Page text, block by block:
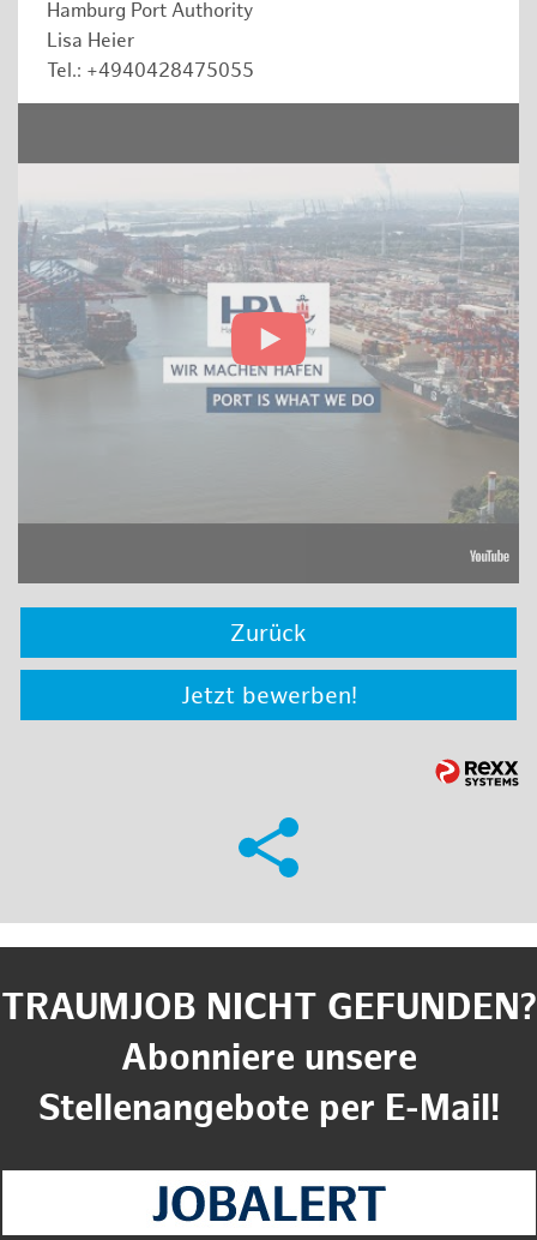
Hamburg Port Authority
Lisa Heier
Tel.: +4940428475055
Zurück
Jetzt bewerben!
TRAUMJOB NICHT GEFUNDEN?
Abonniere unsere
Stellenangebote per E-Mail!